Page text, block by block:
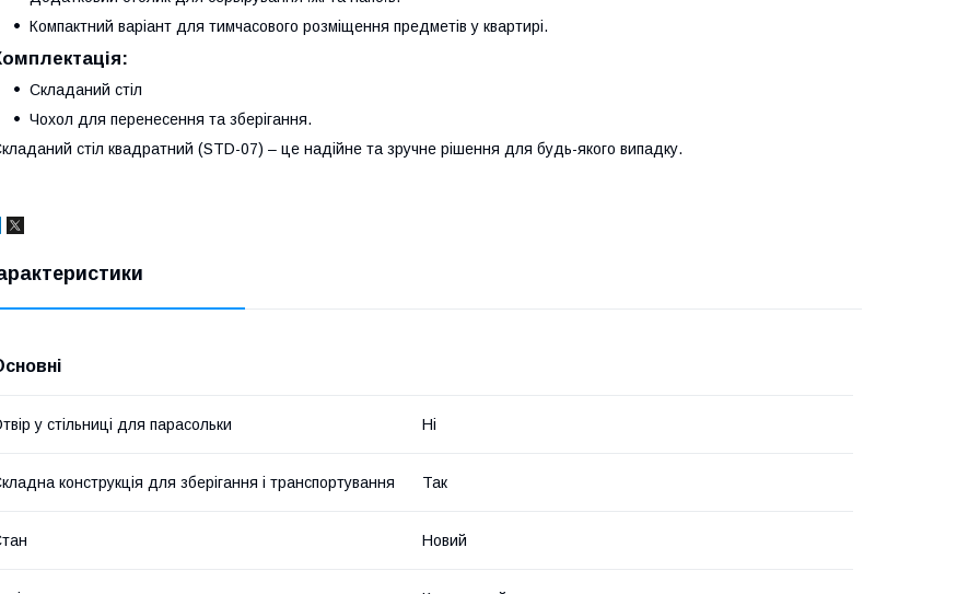
Компактний варіант для тимчасового розміщення предметів у квартирі.
Складаний стіл
Чохол для перенесення та зберігання.
стіл квадратний (STD-07) – це надійне та зручне рішення для будь-якого випадку.
у стільниці для парасольки Ні
конструкція для зберігання і транспортування Так
Новий